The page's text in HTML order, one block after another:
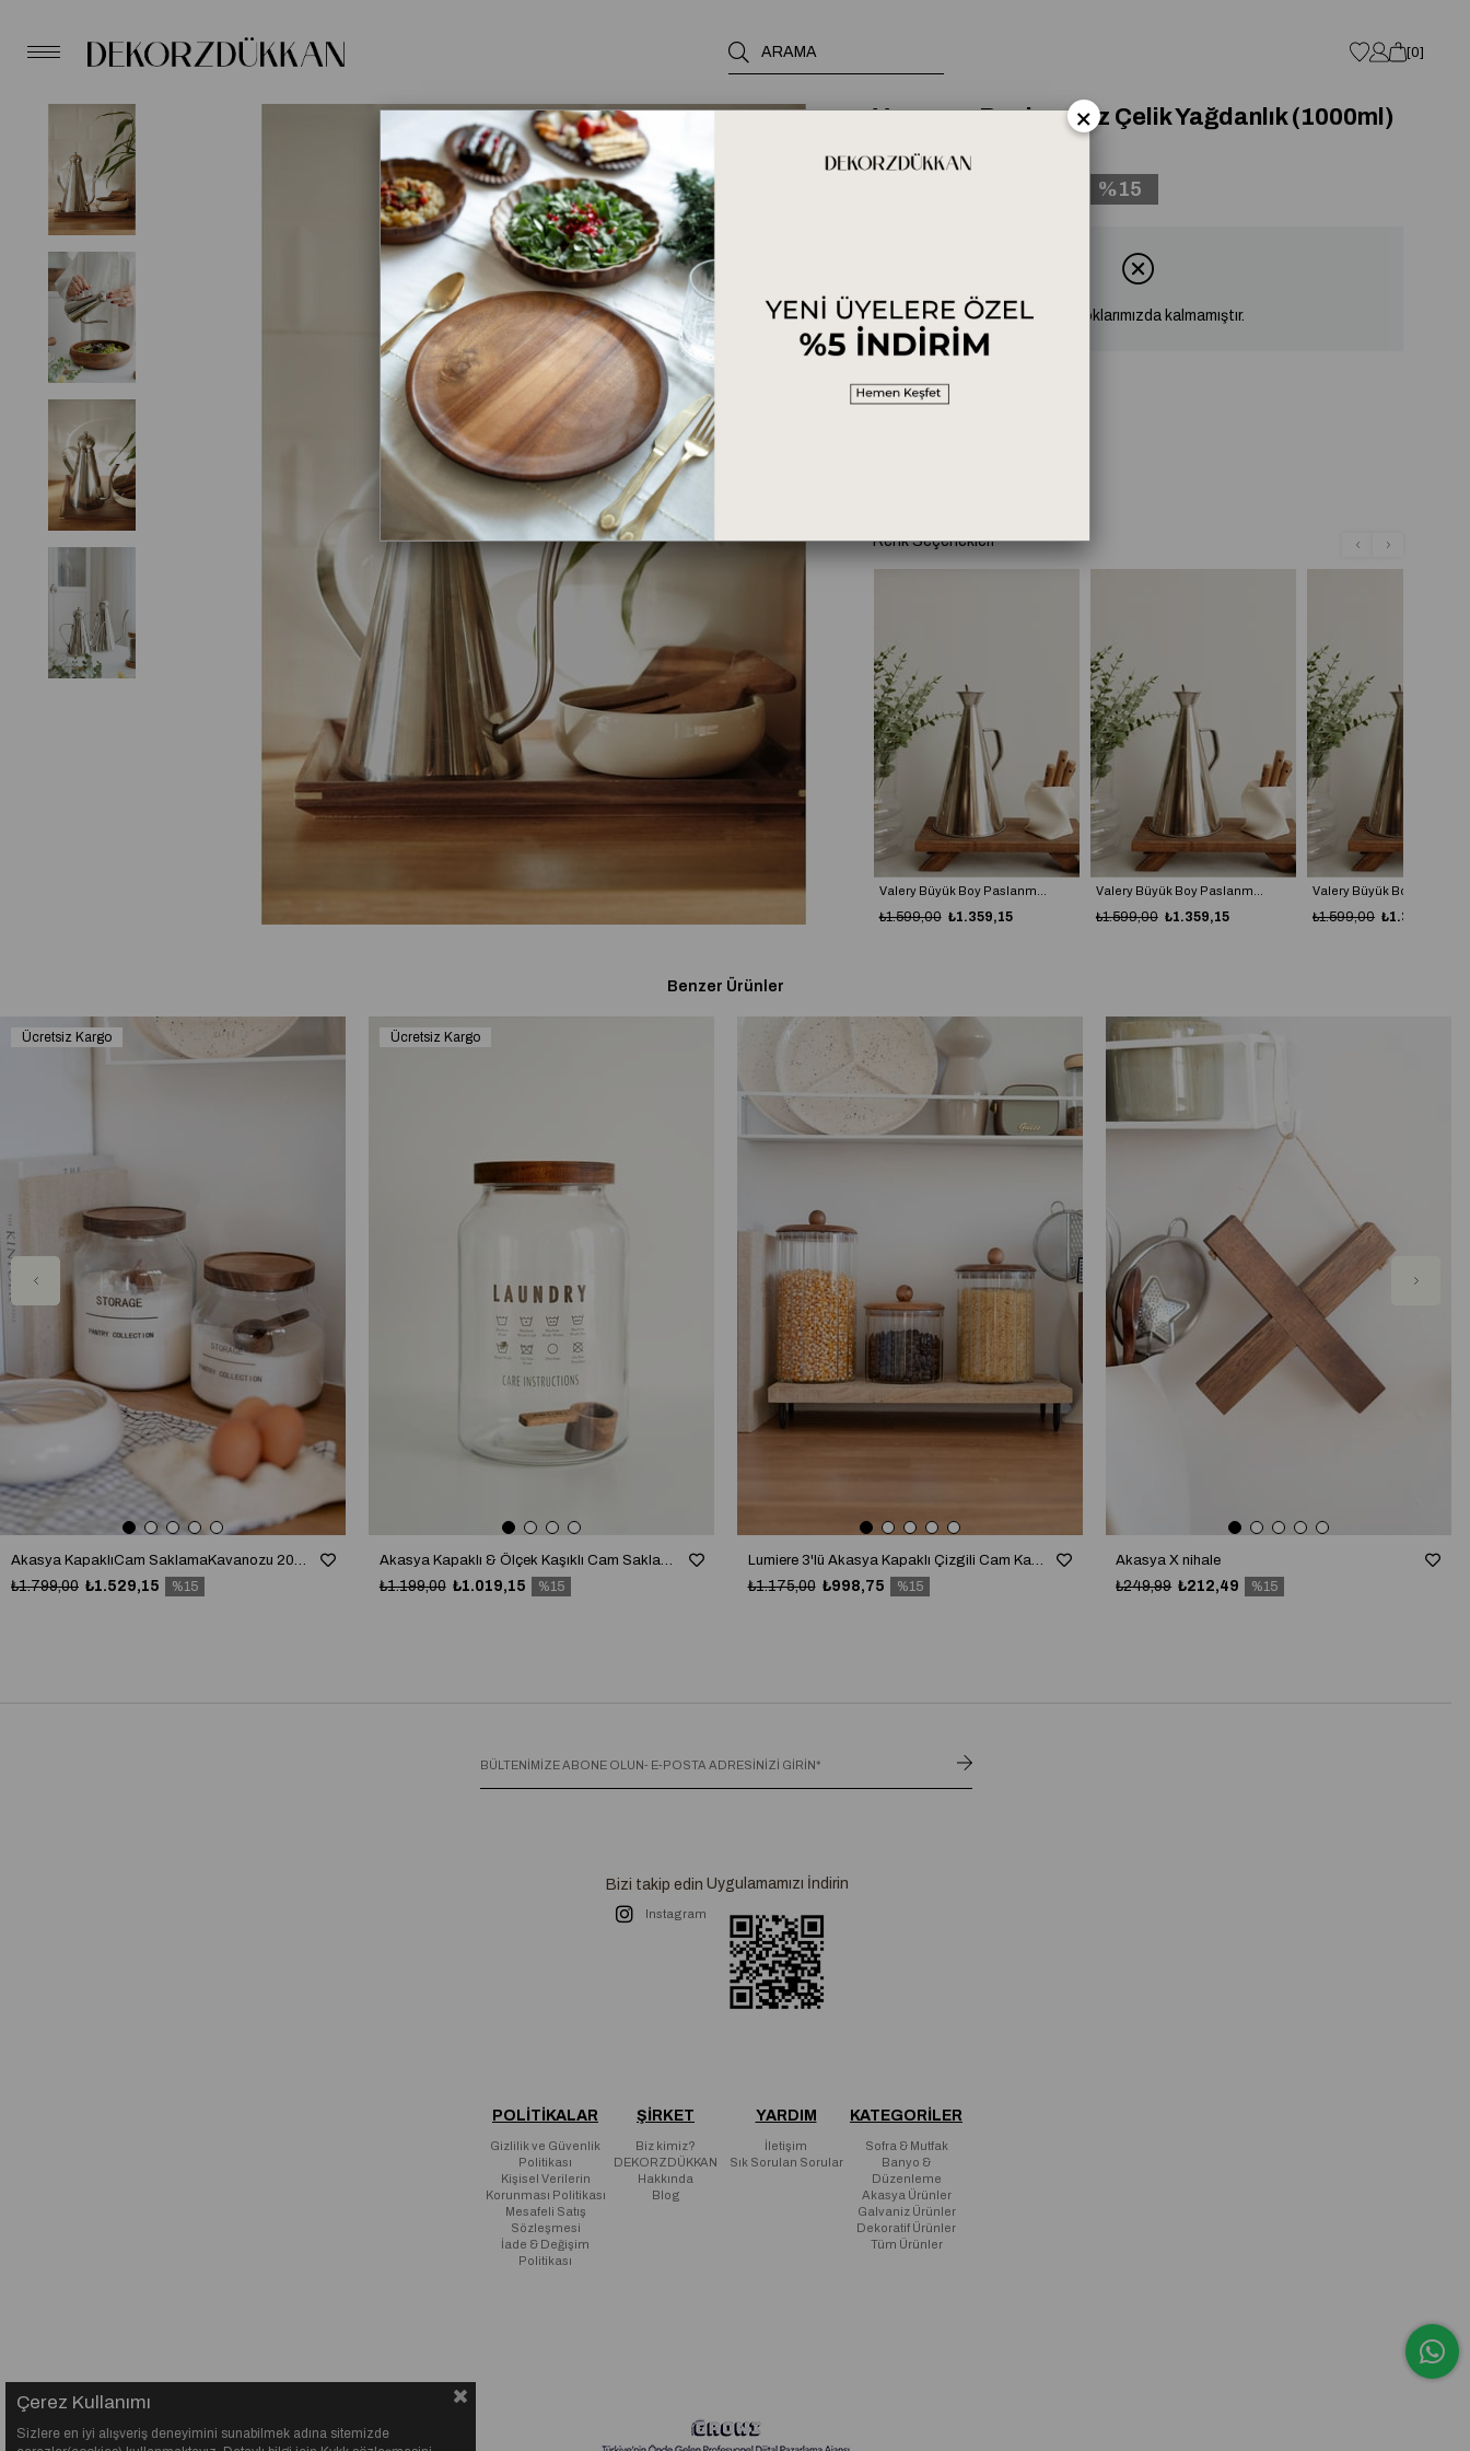
0
Vanessa Paslanmaz Çelik Yağdanlık (1000ml)
15
Ürün stoklarımızda kalmamıştır.
Ölçü rehberi
Renk Seçenekleri
Valery Büyük Boy Paslanmaz Çelik Yağdanlık (1000ml)
₺1.359,15
₺1.599,00 ₺1.359,15
₺1.599,00 ₺1.359,15
₺1.599,00
Benzer Ürünler
Akasya KapaklıCam SaklamaKavanozu 2000/3000 ml - Akasya Ölçek Kaşıklı
₺1.529,15
₺1.799,00 %15
Ücretsiz Kargo
Akasya Kapaklı & Ölçek Kaşıklı Cam Saklama Kavanozu / Deterjanlık / Storage (4000 ml)
₺1.019,15
₺1.199,00 %15
Ücretsiz Kargo
Lumiere 3'lü Akasya Kapaklı Çizgili Cam Kavanoz Seti
₺998,75
₺1.175,00 %15
Akasya X nihale
₺212,49
₺249,99 %15
Bizi takip edin
Instagram
Uygulamamızı İndirin
POLİTİKALAR
Gizlilik ve Güvenlik
Politikası
Kişisel Verilerin
Korunması Politikası
Mesafeli Satış
Sözleşmesi
İade & Değişim
Politikası
ŞİRKET
Biz kimiz?
DEKORZDÜKKAN
Hakkında
Blog
YARDIM
İletişim
Sık Sorulan Sorular
KATEGORİLER
Sofra & Mutfak
Banyo &
Düzenleme
Akasya Ürünler
Galvaniz Ürünler
Dekoratif Ürünler
Tüm Ürünler
Çerez Kullanımı
Sizlere en iyi alışveriş deneyimini sunabilmek adına sitemizde
×